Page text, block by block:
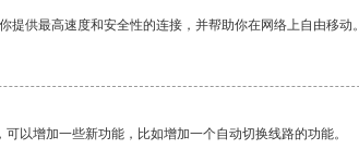
提供最高速度和安全性的连接，并帮助你在网络上自由移动。
以增加一些新功能，比如增加一个自动切换线路的功能。